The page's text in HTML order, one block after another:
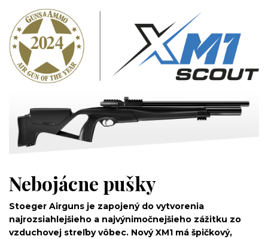
Nebojácne pušky
Stoeger Airguns je zapojený do vytvorenia
najrozsiahlejšieho a najvýnimočnejšieho zážitku zo
vzduchovej streľby vôbec. Nový XM1 má špičkový,